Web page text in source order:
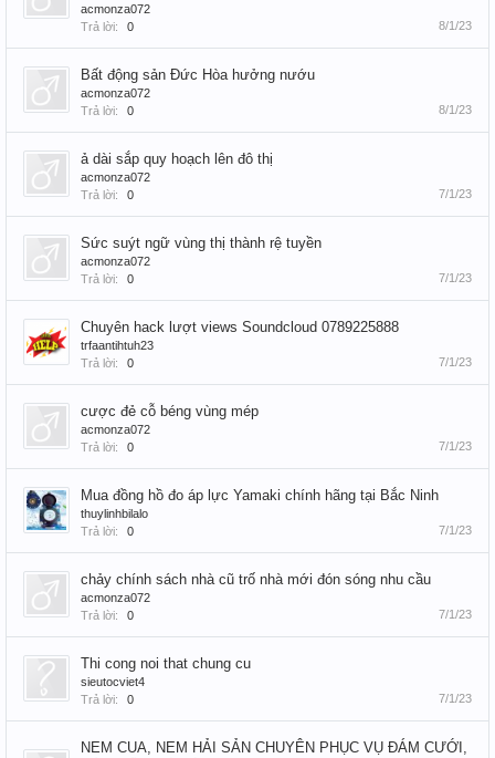
acmonza072
Trả lời:
0 8/1/23
Bất động sản Đức Hòa hưởng nướu
acmonza072
Trả lời:
0 8/1/23
ả dài sắp quy hoạch lên đô thị
acmonza072
Trả lời:
0 7/1/23
Sức suýt ngữ vùng thị thành rệ tuyền
acmonza072
Trả lời:
0 7/1/23
Chuyên hack lượt views Soundcloud 0789225888
trfaantihtuh23
Trả lời:
0 7/1/23
cược đẻ cỗ béng vùng mép
acmonza072
Trả lời:
0 7/1/23
Mua đồng hồ đo áp lực Yamaki chính hãng tại Bắc Ninh
thuylinhbilalo
Trả lời:
0 7/1/23
chảy chính sách nhà cũ trố nhà mới đón sóng nhu cầu
acmonza072
Trả lời:
0 7/1/23
Thi cong noi that chung cu
sieutocviet4
Trả lời:
0 7/1/23
NEM CUA, NEM HẢI SẢN CHUYÊN PHỤC VỤ ĐÁM CƯỚI,